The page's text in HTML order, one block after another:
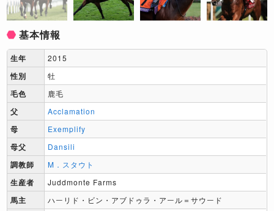
基本情報
生年 2015
性別 牡
毛色 鹿毛
父 Acclamation
母 Exemplify
母父 Dansili
調教師 M．スタウト
生産者 Juddmonte Farms
馬主 ハーリド・ビン・アブドゥラ・アール＝サウード